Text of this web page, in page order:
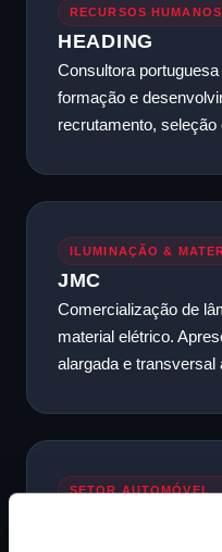
RECURSOS HUMANOS
HEADING
Consultora
formação e
recrutamento, seleção
ILUMINAÇÃO &
JMC
Comercialização de
material elétrico.
alargada e transversal
SETOR AUTOMÓVEL